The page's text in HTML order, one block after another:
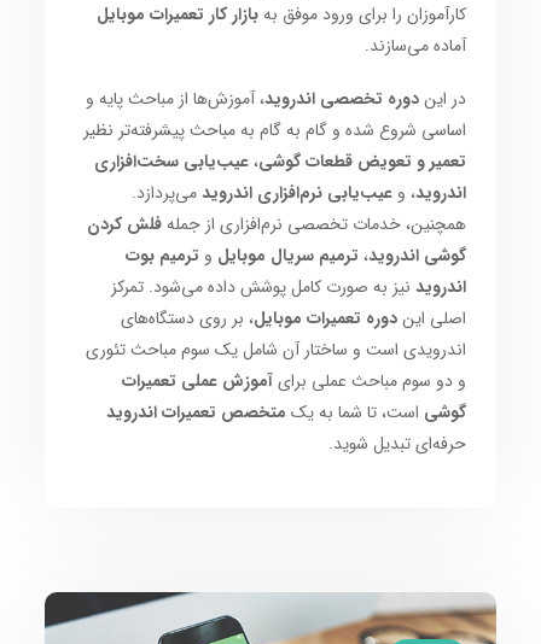
کارآموزان را برای ورود موفق بهبازار کار تعمیرات موبایل
آماده می‌سازند.
در ایندوره تخصصی اندروید، آموزش‌ها از مباحث پایه و
اساسی شروع شده و گام به گام به مباحث پیشرفته‌تر نظیر
تعمیر و تعویض قطعات گوشی،عیب‌یابی سخت‌افزاری
اندروید، وعیب‌یابی نرم‌افزاری اندرویدمی‌پردازد.
همچنین، خدمات تخصصی نرم‌افزاری از جملهفلش کردن
گوشی اندروید، ترمیم سریال موبایل و ترمیم بوت
اندروید نیز به صورت کامل پوشش داده می‌شود. تمرکز
اصلی ایندوره تعمیرات موبایل، بر روی دستگاه‌های
اندرویدی است و ساختار آن شامل یک سوم مباحث تئوری
و دو سوم مباحث عملی برایآموزش عملی تعمیرات
گوشی است، تا شما به یک متخصص تعمیرات اندروید
حرفه‌ای تبدیل شوید.